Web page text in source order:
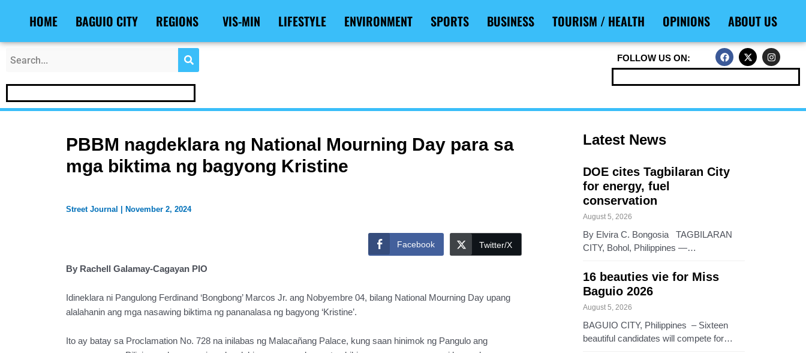
HOME BAGUIO CITY REGIONS VIS-MIN LIFESTYLE ENVIRONMENT SPORTS BUSINESS TOURISM / HEALTH OPINIONS ABOUT US
FOLLOW US ON:
F
a
c
b
o
X
-
t
i
t
I
n
s
a
r
PBBM nagdeklara ng National Mourning Day para sa
mga biktima ng bagyong Kristine
Street Journal | November 2, 2024
Facebook Twitter/X
By Rachell Galamay-Cagayan PIO
Idineklara ni Pangulong Ferdinand ‘Bongbong’ Marcos Jr. ang Nobyembre 04, bilang National Mourning Day upang
alalahanin ang mga nasawing biktima ng pananalasa ng bagyong ‘Kristine’.
Ito ay batay sa Proclamation No. 728 na inilabas ng Malacañang Palace, kung saan hinimok ng Pangulo ang
navigation
Latest News
DOE cites Tagbilaran City
for energy, fuel
conservation
August 5, 2026
By Elvira C. Bongosia TAGBILARAN
CITY, Bohol, Philippines —…
16 beauties vie for Miss
Baguio 2026
August 5, 2026
BAGUIO CITY, Philippines – Sixteen
beautiful candidates will compete for…